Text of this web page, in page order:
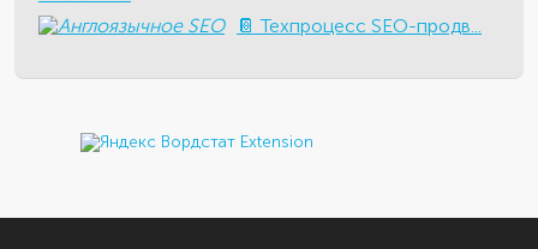
📔 Техпроцесс SEO-продв...